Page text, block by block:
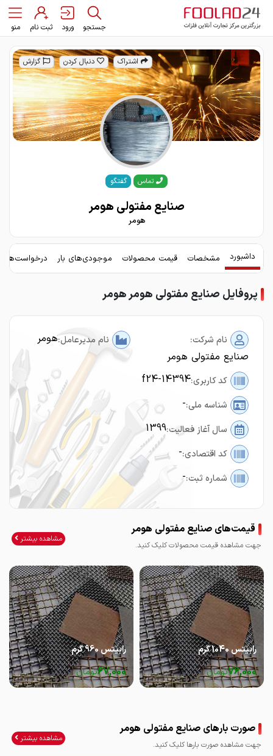
جستجو ورود ثبت نام منو
اشتراک دنبال کردن گزارش
تماس گفتگو
صنایع مفتولی هومر
هومر
داشبورد مشخصات قیمت محصولات موجودی‌های بار
پروفایل صنایع مفتولی هومر هومر
نام شرکت:
صنایع مفتولی هومر
نام مدیرعامل:هومر
کد کاربری:f24-14394
شناسه ملی:-
سال آغاز فعالیت:1399
کد اقتصادی:-
شماره ثبت:-
قیمت‌های صنایع مفتولی هومر
جهت مشاهده قیمت محصولات کلیک کنید.
مشاهده بیشتر
رابیتس 1040 گرم
76,000تومان
رابیتس 960 گرم
67,000تومان
صورت بارهای صنایع مفتولی هومر
جهت مشاهده صورت بارها کلیک کنید.
مشاهده بیشتر